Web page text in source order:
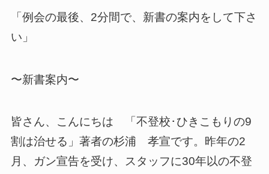
「例会の最後、2分間で、新書の案内をして下さ
い」
〜新書案内〜
皆さん、こんにちは 「不登校･ひきこもりの9
割は治せる」著者の杉浦 孝宣です。昨年の2
月、ガン宣告を受け、スタッフに30年以の不登